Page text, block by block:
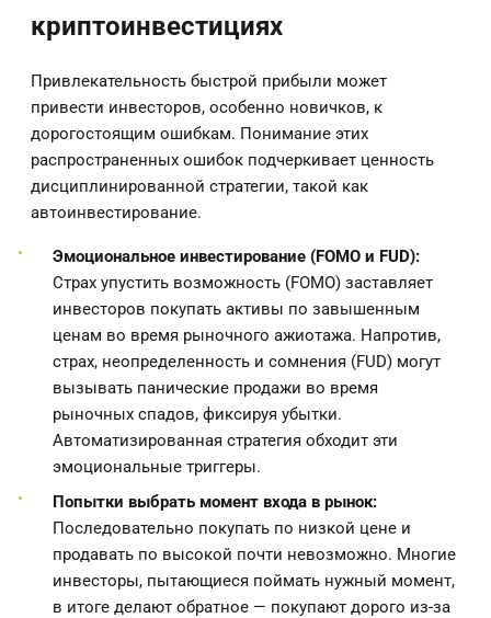
криптоинвестициях
Привлекательность быстрой прибыли может
привести инвесторов, особенно новичков, к
дорогостоящим ошибкам. Понимание этих
распространенных ошибок подчеркивает ценность
дисциплинированной стратегии, такой как
автоинвестирование.
Эмоциональное инвестирование (FOMO и FUD):
Страх упустить возможность (FOMO) заставляет
инвесторов покупать активы по завышенным
ценам во время рыночного ажиотажа. Напротив,
страх, неопределенность и сомнения (FUD) могут
вызывать панические продажи во время
рыночных спадов, фиксируя убытки.
Автоматизированная стратегия обходит эти
эмоциональные триггеры.
Попытки выбрать момент входа в рынок:
Последовательно покупать по низкой цене и
продавать по высокой почти невозможно. Многие
инвесторы, пытающиеся поймать нужный момент,
в итоге делают обратное — покупают дорого из-за